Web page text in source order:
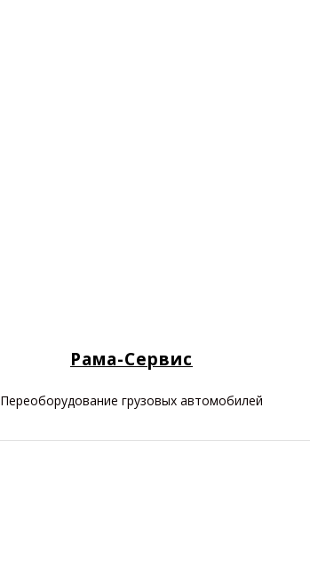
Рама-Сервис
Переоборудование грузовых автомобилей